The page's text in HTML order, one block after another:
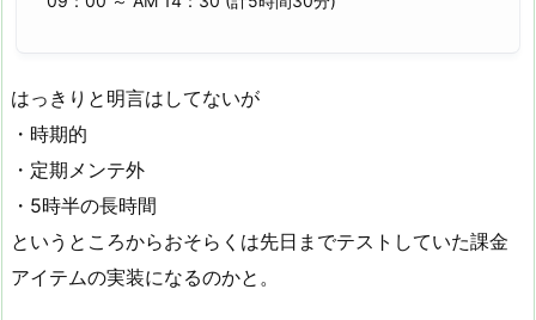
はっきりと明言はしてないが
・時期的
・定期メンテ外
・5時半の長時間
というところからおそらくは先日までテストしていた課金
アイテムの実装になるのかと。